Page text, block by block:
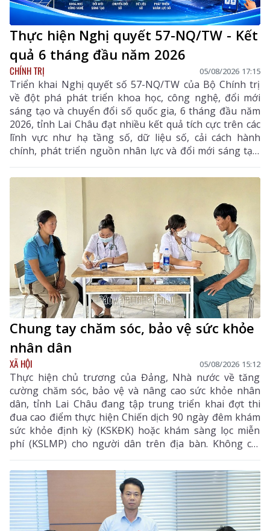
Thực hiện Nghị quyết 57-NQ/TW - Kết
quả 6 tháng đầu năm 2026
CHÍNH TRỊ 05/08/2026 17:15
Triển khai Nghị quyết số 57-NQ/TW của Bộ Chính trị
về đột phá phát triển khoa học, công nghệ, đổi mới
sáng tạo và chuyển đổi số quốc gia, 6 tháng đầu năm
2026, tỉnh Lai Châu đạt nhiều kết quả tích cực trên các
lĩnh vực như hạ tầng số, dữ liệu số, cải cách hành
chính, phát triển nguồn nhân lực và đổi mới sáng tạo.
Trong 6 tháng cuối năm, tỉnh tiếp tục tập trung thực
hiện các nhiệm vụ trọng tâm, tạo chuyển biến mạnh
mẽ trong phát triển khoa học, công nghệ, đổi mới
sáng tạo và chuyển đổi số.
Chung tay chăm sóc, bảo vệ sức khỏe
nhân dân
XÃ HỘI 05/08/2026 15:12
Thực hiện chủ trương của Đảng, Nhà nước về tăng
cường chăm sóc, bảo vệ và nâng cao sức khỏe nhân
dân, tỉnh Lai Châu đang tập trung triển khai đợt thi
đua cao điểm thực hiện Chiến dịch 90 ngày đêm khám
sức khỏe định kỳ (KSKĐK) hoặc khám sàng lọc miễn
phí (KSLMP) cho người dân trên địa bàn. Không chỉ
góp phần phát hiện sớm bệnh tật, nâng cao chất
lượng chăm sóc sức khỏe (CSSK) ban đầu, chương
trình còn lan tỏa tinh thần trách nhiệm, y đức và sự
tận tâm của đội ngũ cán bộ y tế, hướng tới mục tiêu
mọi người dân đều được tiếp cận dịch vụ y tế công
bằng, chất lượng và nhân văn.